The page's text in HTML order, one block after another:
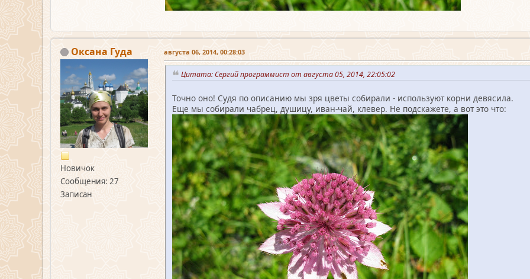
Оксана Гуда
Новичок
Сообщения: 27
Записан
августа 06, 2014, 00:28:03
Цитата: Сергий программист от августа 05, 2014, 22:05:02
Точно оно! Судя по описанию мы зря цветы собирали - используют корни девясила.
Еще мы собирали чабрец, душицу, иван-чай, клевер. Не подскажете, а вот это что: